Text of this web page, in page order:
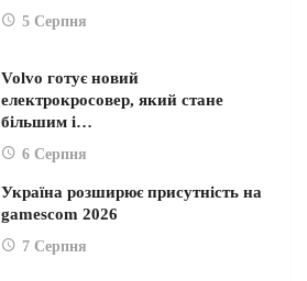
5 Серпня
Volvo готує новий
електрокросовер, який стане
більшим і…
6 Серпня
Україна розширює присутність на
gamescom 2026
7 Серпня